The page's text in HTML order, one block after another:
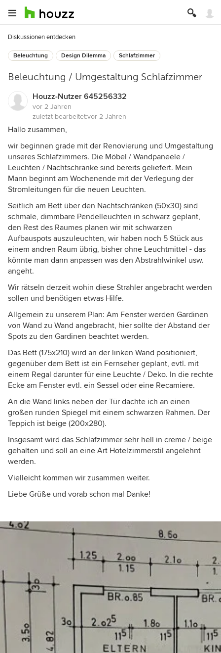
Diskussionen entdecken
Beleuchtung Design Dilemma Schlafzimmer
Beleuchtung / Umgestaltung Schlafzimmer
Houzz-Nutzer 645256332
vor 2 Jahren
zuletzt bearbeitet:vor 2 Jahren
Hallo zusammen,
wir beginnen grade mit der Renovierung und Umgestaltung
unseres Schlafzimmers. Die Möbel / Wandpaneele /
Leuchten / Nachtschränke sind bereits geliefert. Mein
Mann beginnt am Wochenende mit der Verlegung der
Stromleitungen für die neuen Leuchten.
Seitlich am Bett über den Nachtschränken (50x30) sind
schmale, dimmbare Pendelleuchten in schwarz geplant,
den Rest des Raumes planen wir mit schwarzen
Aufbauspots auszuleuchten, wir haben noch 5 Stück aus
einem andren Raum übrig, bisher ohne Leuchtmittel - das
könnte man dann anpassen was den Abstrahlwinkel usw.
angeht.
Wir rätseln derzeit wohin diese Strahler angebracht werden
sollen und benötigen etwas Hilfe.
Allgemein zu unserem Plan: Am Fenster werden Gardinen
von Wand zu Wand angebracht, hier sollte der Abstand der
Spots zu den Gardinen beachtet werden.
Das Bett (175x210) wird an der linken Wand positioniert,
gegenüber dem Bett ist ein Fernseher geplant, evtl. mit
einem Regal darunter für eine Leuchte / Deko. In die rechte
Ecke am Fenster evtl. ein Sessel oder eine Recamiere.
An die Wand links neben der Tür dachte ich an einen
großen runden Spiegel mit einem schwarzen Rahmen. Der
Teppich ist beige (200x280).
Insgesamt wird das Schlafzimmer sehr hell in creme / beige
gehalten und soll an eine Art Hotelzimmerstil angelehnt
werden.
Vielleicht kommen wir zusammen weiter.
Liebe Grüße und vorab schon mal Danke!